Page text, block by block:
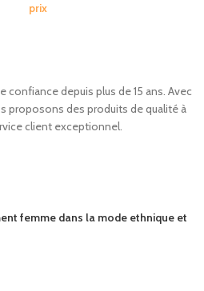
prix
depuis plus de 15 ans. Avec
proposons des produits de qualité à
client exceptionnel.
femme dans la mode ethnique et